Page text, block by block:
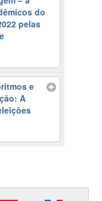
do
pelas
e
A